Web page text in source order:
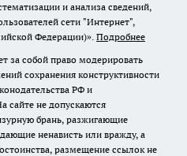
и анализа сведений,
сети "Интернет",
Федерации)». Подробнее
за собой право модерировать
сохранения конструктивности
РФ и
сайте не допускаются
брань, разжигающие
ненависть или вражду, а
размещение ссылок не